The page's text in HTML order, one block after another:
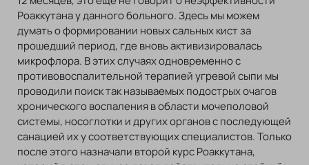
Роаккутана у данного больного. Здесь мы можем
думать о формировании новых сальных кист за
прошедший период, где вновь активизировалась
микрофлора. В этих случаях одновременно с
противовоспалительной терапией угревой сыпи мы
проводили поиск так называемых подострых очагов
хронического воспаления в области мочеполовой
системы, носоглотки и других органов с последующей
санацией их у соответствующих специалистов. Только
после этого назначали второй курс Роаккутана,